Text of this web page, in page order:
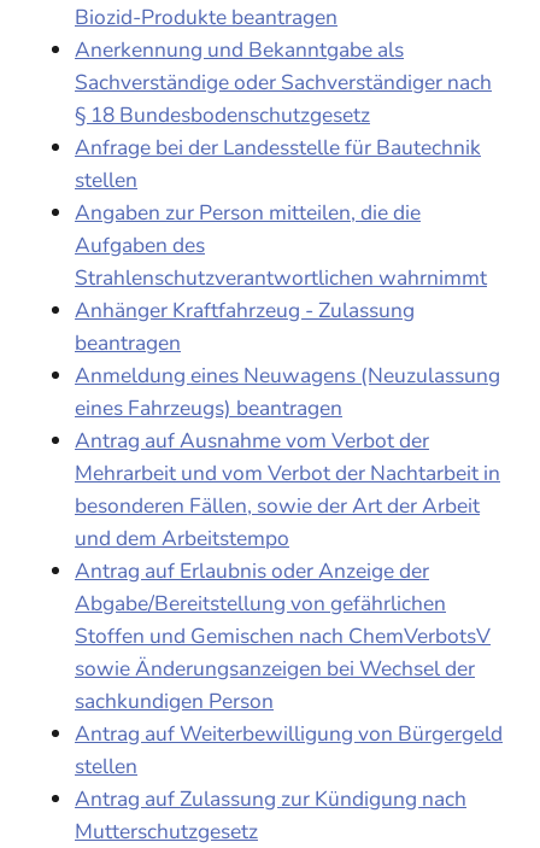
Biozid-Produkte beantragen
Anerkennung und Bekanntgabe als
Sachverständige oder Sachverständiger nach
§ 18 Bundesbodenschutzgesetz
Anfrage bei der Landesstelle für Bautechnik
stellen
Angaben zur Person mitteilen, die die
Aufgaben des
Strahlenschutzverantwortlichen wahrnimmt
Anhänger Kraftfahrzeug - Zulassung
beantragen
Anmeldung eines Neuwagens (Neuzulassung
eines Fahrzeugs) beantragen
Antrag auf Ausnahme vom Verbot der
Mehrarbeit und vom Verbot der Nachtarbeit in
besonderen Fällen, sowie der Art der Arbeit
und dem Arbeitstempo
Antrag auf Erlaubnis oder Anzeige der
Abgabe/Bereitstellung von gefährlichen
Stoffen und Gemischen nach ChemVerbotsV
sowie Änderungsanzeigen bei Wechsel der
sachkundigen Person
Antrag auf Weiterbewilligung von Bürgergeld
stellen
Antrag auf Zulassung zur Kündigung nach
Mutterschutzgesetz